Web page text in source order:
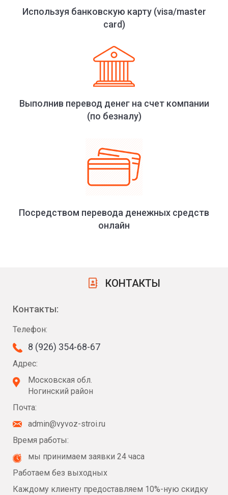
Используя банковскую карту (visa/master
card)
Выполнив перевод денег на счет компании
(по безналу)
Посредством перевода денежных средств
онлайн
КОНТАКТЫ
Контакты:
Телефон:
8 (926) 354-68-67
Адрес:
Московская обл.
Ногинский район
Почта:
admin@vyvoz-stroi.ru
Время работы:
мы принимаем заявки 24 часа
Работаем без выходных
Каждому клиенту предоставляем 10%-ную скидку